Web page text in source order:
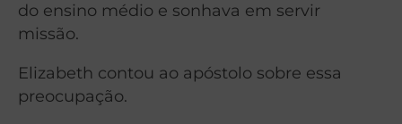
do ensino médio e sonhava em servir
missão.
Elizabeth contou ao apóstolo sobre essa
preocupação.